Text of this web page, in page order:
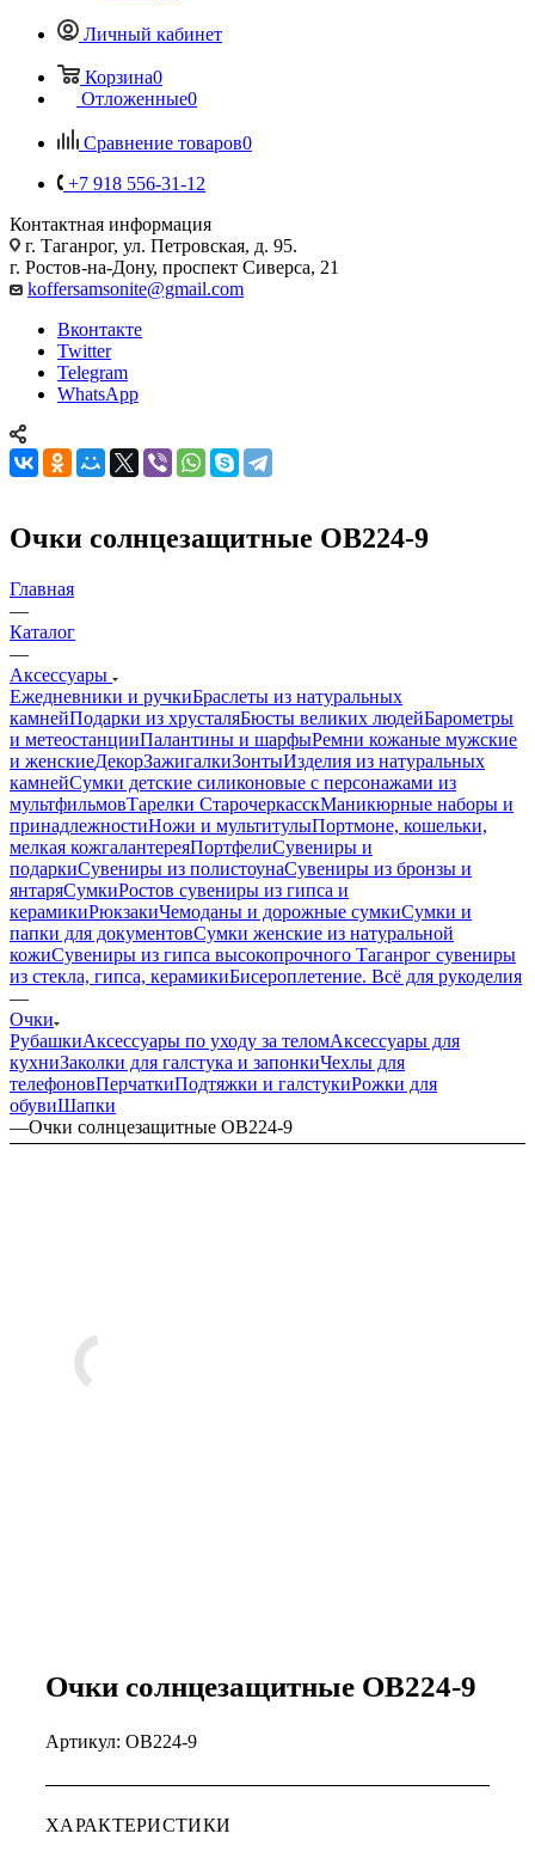
Личный кабинет
Корзина0
Отложенные0
Сравнение товаров0
+7 918 556-31-12
Контактная информация
г. Таганрог, ул. Петровская, д. 95.
г. Ростов-на-Дону, проспект Сиверса, 21
koffersamsonite@gmail.com
Вконтакте
Twitter
Telegram
WhatsApp
Очки солнцезащитные OB224-9
Главная
—
Каталог
—
Аксессуары
Ежедневники и ручкиБраслеты из натуральных
камнейПодарки из хрусталяБюсты великих людейБарометры
и метеостанцииПалантины и шарфыРемни кожаные мужские
и женскиеДекорЗажигалкиЗонтыИзделия из натуральных
камнейСумки детские силиконовые с персонажами из
мультфильмовТарелки СтарочеркасскМаникюрные наборы и
принадлежностиНожи и мультитулыПортмоне, кошельки,
мелкая кожгалантереяПортфелиСувениры и
подаркиСувениры из полистоунаСувениры из бронзы и
янтаряСумкиРостов сувениры из гипса и
керамикиРюкзакиЧемоданы и дорожные сумкиСумки и
папки для документовСумки женские из натуральной
кожиСувениры из гипса высокопрочного Таганрог сувениры
из стекла, гипса, керамикиБисероплетение. Всё для рукоделия
—
Очки
РубашкиАксессуары по уходу за теломАксессуары для
кухниЗаколки для галстука и запонкиЧехлы для
телефоновПерчаткиПодтяжки и галстукиРожки для
обувиШапки
—Очки солнцезащитные OB224-9
Очки солнцезащитные OB224-9
Артикул: OB224-9
ХАРАКТЕРИСТИКИ